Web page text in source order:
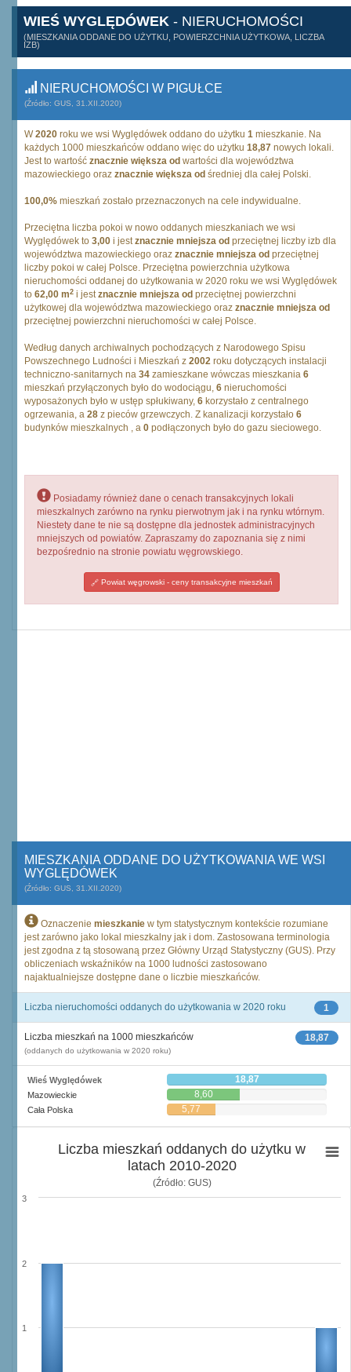
WIEŚ WYGLĘDÓWEK - NIERUCHOMOŚCI
(MIESZKANIA ODDANE DO UŻYTKU, POWIERZCHNIA UŻYTKOWA, LICZBA
IZB)
NIERUCHOMOŚCI W PIGUŁCE
(Źródło: GUS, 31.XII.2020)
W2020 roku we wsi Wyględówek oddano do użytku 1 mieszkanie. Na
każdych 1000 mieszkańców oddano więc do użytku 18,87 nowych lokali.
Jest to wartość znacznie większa od wartości dla województwa
mazowieckiego oraz znacznie większa od średniej dla całej Polski.
100,0% mieszkań zostało przeznaczonych na cele indywidualne.
Przeciętna liczba pokoi w nowo oddanych mieszkaniach we wsi
Wyględówek to 3,00 i jestznacznie mniejsza od przeciętnej liczby izb dla
województwa mazowieckiego oraz znacznie mniejsza od przeciętnej
liczby pokoi w całej Polsce. Przeciętna powierzchnia użytkowa
nieruchomości oddanej do użytkowania w 2020 roku we wsi Wyględówek
to 62,00 m2 i jestznacznie mniejsza od przeciętnej powierzchni
użytkowej dla województwa mazowieckiego oraz znacznie mniejsza od
przeciętnej powierzchni nieruchomości w całej Polsce.
Według danych archiwalnych pochodzących z Narodowego Spisu
Powszechnego Ludności i Mieszkań z 2002 roku dotyczących instalacji
techniczno-sanitarnych na 34 zamieszkane wówczas mieszkania 6
mieszkań przyłączonych było do wodociągu, 6 nieruchomości
wyposażonych było w ustęp spłukiwany, 6 korzystało z centralnego
ogrzewania, a 28 z pieców grzewczych. Z kanalizacji korzystało 6
budynków mieszkalnych , a 0 podłączonych było do gazu sieciowego.
Posiadamy również dane o cenach transakcyjnych lokali
mieszkalnych zarówno na rynku pierwotnym jak i na rynku wtórnym.
Niestety dane te nie są dostępne dla jednostek administracyjnych
mniejszych od powiatów. Zapraszamy do zapoznania się z nimi
bezpośrednio na stronie powiatu węgrowskiego.
Powiat węgrowski - ceny transakcyjne mieszkań
MIESZKANIA ODDANE DO UŻYTKOWANIA WE WSI
WYGLĘDÓWEK
(Źródło: GUS, 31.XII.2020)
Oznaczenie mieszkanie w tym statystycznym kontekście rozumiane
jest zarówno jako lokal mieszkalny jak i dom. Zastosowana terminologia
jest zgodna z tą stosowaną przez Główny Urząd Statystyczny (GUS). Przy
obliczeniach wskaźników na 1000 ludności zastosowano
najaktualniejsze dostępne dane o liczbie mieszkańców.
1
Liczba nieruchomości oddanych do użytkowania w 2020 roku
18,87
Liczba mieszkań na 1000 mieszkańców
(oddanych do użytkowania w 2020 roku)
Wieś Wyględówek 18,87
Mazowieckie 8,60
Cała Polska 5,77
Liczba mieszkań oddanych do użytku w
latach 2010-2020
(Źródło: GUS)
1
2
3